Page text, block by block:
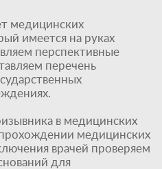
медицинских
имеется на руках
перспективные
перечень
в медицинских
медицинских
врачей проверяем
для